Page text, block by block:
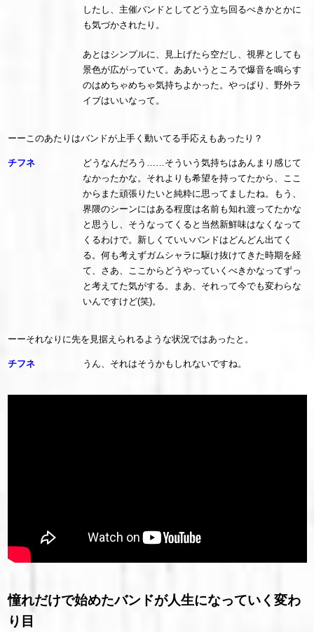
したし、主催バンドとしてどう立ち回るべきかとかに
も気づかされたり。
あとはシンプルに、見上げたら空だし、視界としても
景色が広がっていて。ああいうところで爆音を鳴らす
のはめちゃめちゃ気持ちよかった。やっぱり、野外ラ
イブはいいなって。
ーーこのあたりはバンドが上手く動いてる手応えもあったり？
チフネ
どうなんだろう……そういう気持ちはあんまり感じて
なかったかな。それよりも希望を持ってたから、ここ
からまた頑張りたいと純粋に思ってましたね。もう、
界隈のシーンにはある程度は名前も知れ渡ってたかな
と思うし、そうなってくると当然新鮮味はなくなって
くるわけで。新しくていいバンドはどんどん出てく
る。何も考えずガムシャラに駆け抜けてきた時期を経
て、さあ、ここからどうやっていくべきかなってずっ
と考えてた気がする。まあ、それって今でも変わらな
いんですけど(笑)。
ーーそれなりに先を見据えられるような状況ではあったと。
チフネ うん、それはそうかもしれないですね。
憧れだけで始めたバンドが人生になっていく変わ
り目